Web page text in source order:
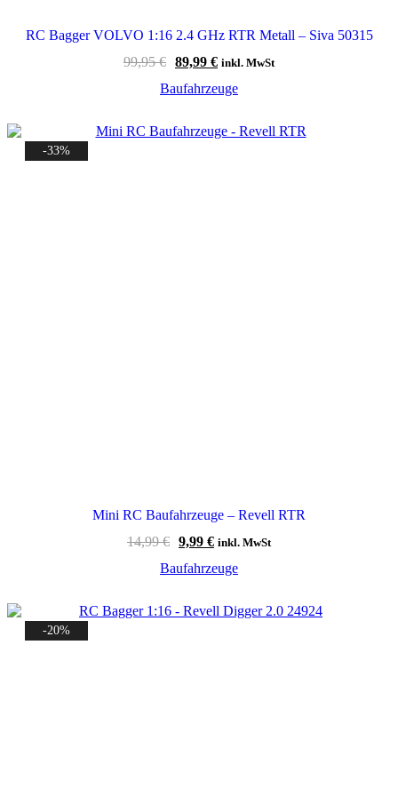
RC Bagger VOLVO 1:16 2.4 GHz RTR Metall – Siva 50315
99,95€ Ursprünglicher
war:
89,99 €Aktueller
ist:
inkl. MwSt
Baufahrzeuge
-33%
Mini RC Baufahrzeuge – Revell RTR
14,99€ Ursprünglicher
war:
9,99 €Aktueller
ist:
inkl. MwSt
Baufahrzeuge
-20%